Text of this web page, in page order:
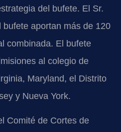
del bufete. El Sr.
aportan más de 120
combinada. El bufete
al colegio de
Maryland, el Distrito
y Nueva York.
Comité de Cortes de